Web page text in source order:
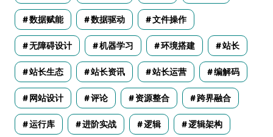
数据赋能 数据驱动 文件操作
无障碍设计 机器学习 环境搭建 站长
站长生态 站长资讯 站长运营 编解码
网站设计 评论 资源整合 跨界融合
运行库 进阶实战 逻辑 逻辑架构